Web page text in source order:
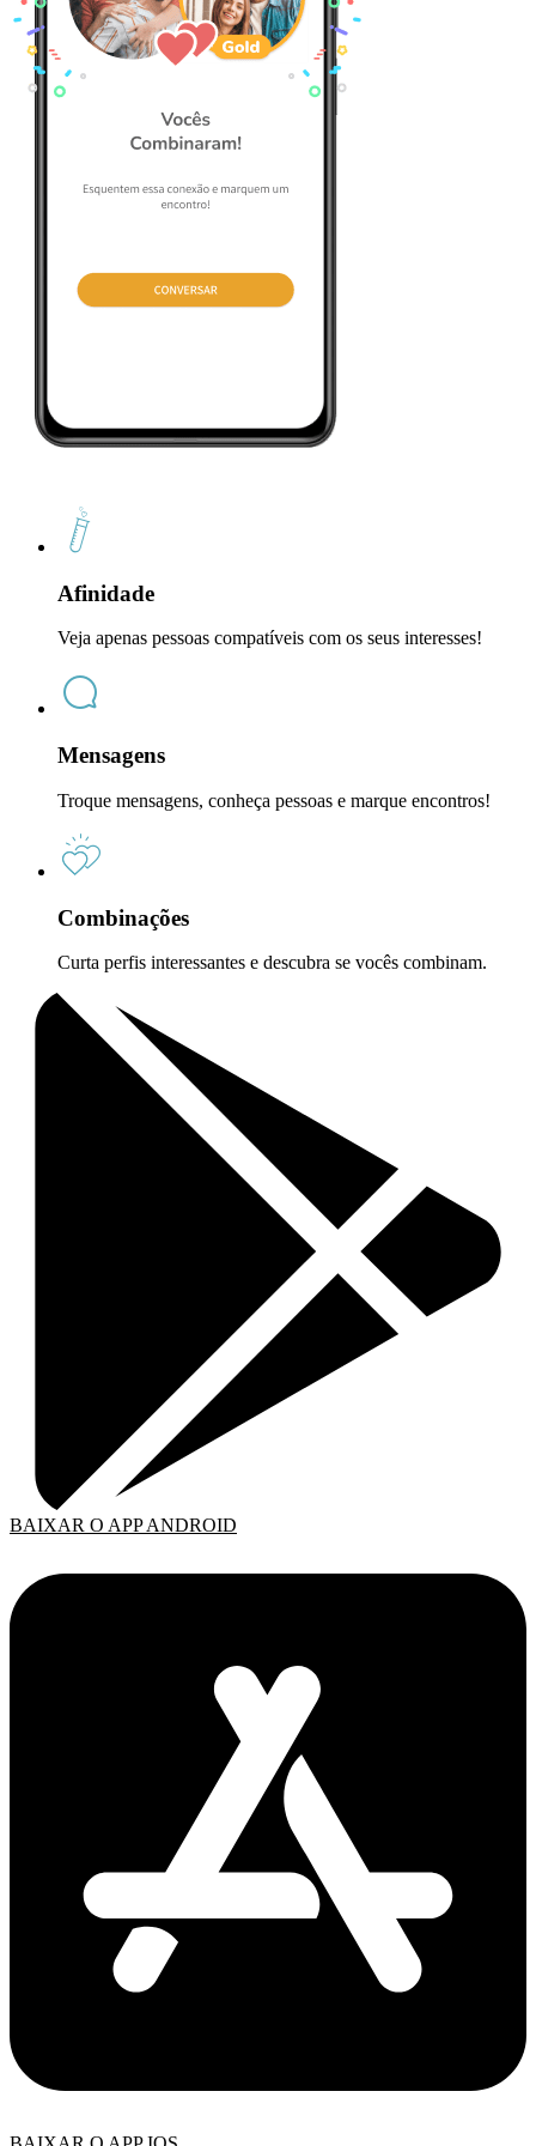
Afinidade
Veja apenas pessoas compatíveis com os seus interesses!
Mensagens
Troque mensagens, conheça pessoas e marque encontros!
Combinações
Curta perfis interessantes e descubra se vocês combinam.
BAIXAR O APP ANDROID